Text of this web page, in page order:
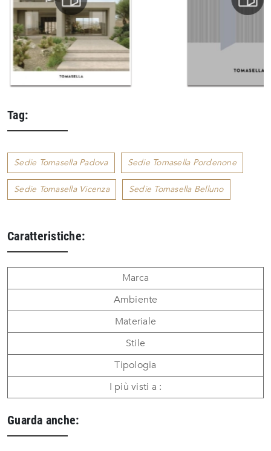
Tag:
Sedie Tomasella Padova Sedie Tomasella Pordenone
Sedie Tomasella Vicenza Sedie Tomasella Belluno
Caratteristiche:
Marca
Ambiente
Materiale
Stile
Tipologia
I più visti a :
Guarda anche: